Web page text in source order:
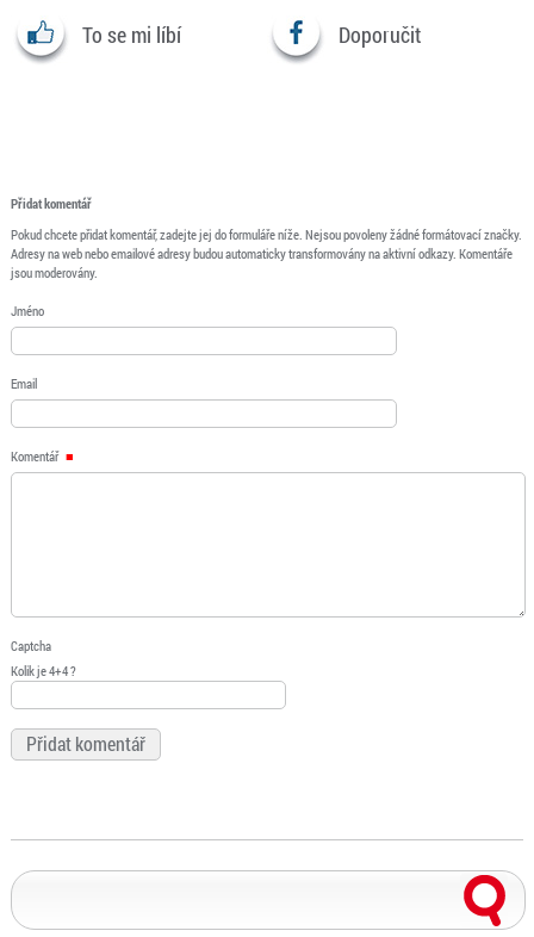
To se mi líbí Doporučit
Přidat komentář
Pokud chcete přidat komentář, zadejte jej do formuláře níže. Nejsou povoleny žádné formátovací značky.
Adresy na web nebo emailové adresy budou automaticky transformovány na aktivní odkazy. Komentáře
jsou moderovány.
Jméno
Email
Komentář
Captcha
Kolik je 4+4 ?